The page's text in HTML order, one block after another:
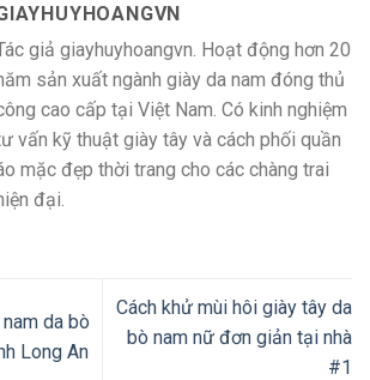
giả giayhuyhoangvn. Hoạt động hơn 20
sản xuất ngành giày da nam đóng thủ
cao cấp tại Việt Nam. Có kinh nghiệm
vấn kỹ thuật giày tây và cách phối quần
mặc đẹp thời trang cho các chàng trai
đại.
da bò
Long An
Cách khử mùi hôi giày tây da
bò nam nữ đơn giản tại nhà
#1